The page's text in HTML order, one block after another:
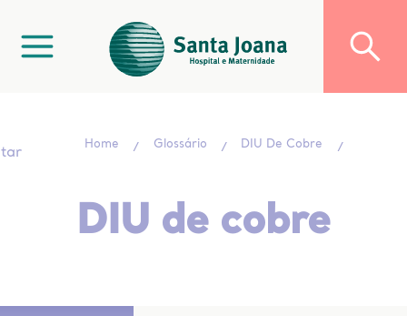
Home Glossário DIU De Cobre
DIU de cobre